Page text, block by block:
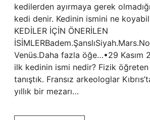
kedilerden ayırmaya gerek
kedi denir. Kedinin ismini ne
KEDİLER İÇİN ÖNERİLEN
Venüs.Daha fazla öğe…•29 Kasım
ilk kedinin ismi nedir? Fizik
tanıştık. Fransız arkeologlar
yıllık bir mezarı…